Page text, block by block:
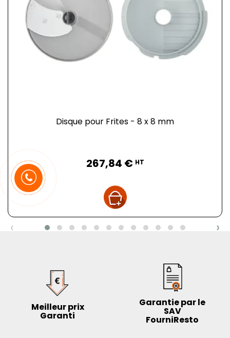
Disque pour Frites - 8 x 8 mm
267,84 € HT
‹ ›
Meilleur prix
Garanti
Garantie par le
SAV
FourniResto